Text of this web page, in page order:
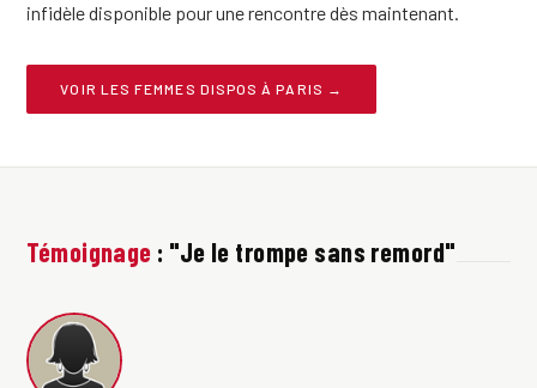
infidèle disponible pour une rencontre dès maintenant.
VOIR LES FEMMES DISPOS À PARIS →
Témoignage : "Je le trompe sans remord"